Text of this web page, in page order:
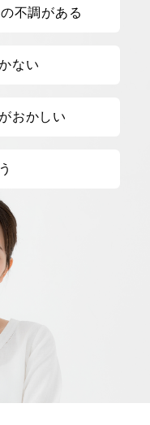
不調がある
ない
おかしい